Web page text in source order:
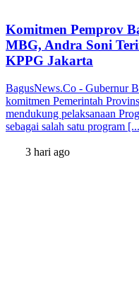
Komitmen Pemprov
MBG, Andra Soni
KPPG Jakarta
BagusNews.Co - Gubernur
komitmen Pemerintah
mendukung pelaksanaan
sebagai salah satu program
3 hari ago